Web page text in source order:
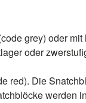
grey) oder
oder
red). Die
werden